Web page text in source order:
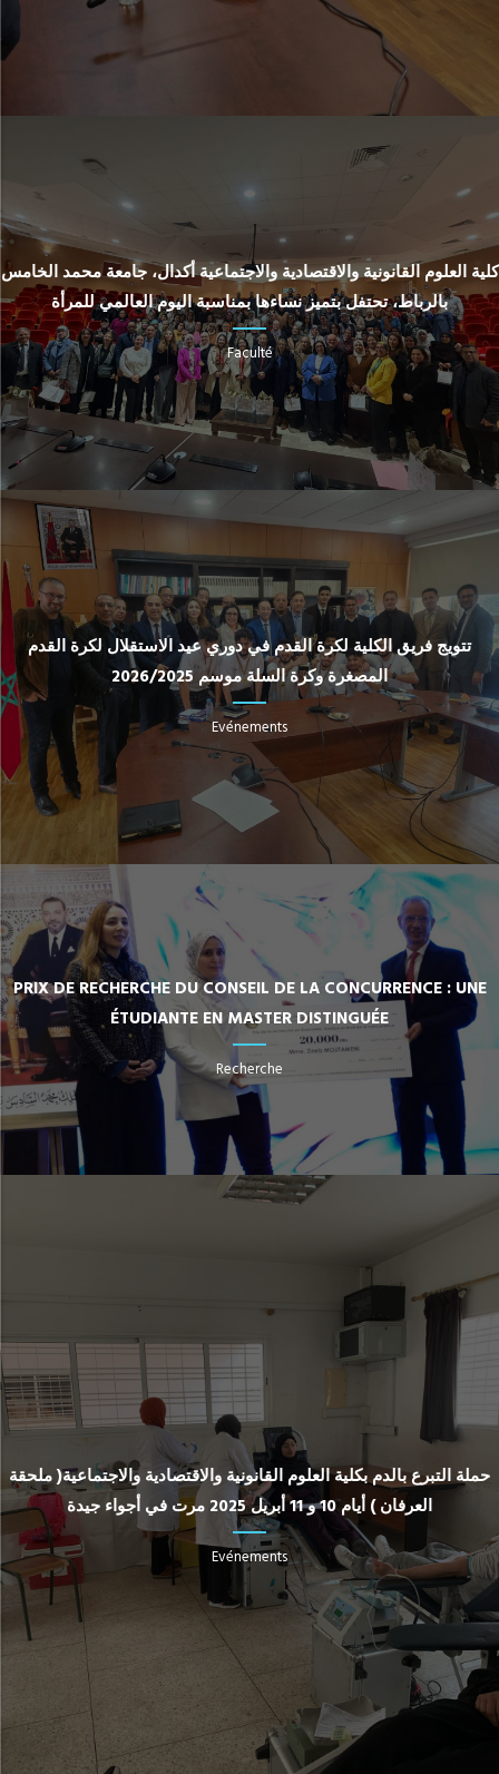
كلية العلوم القانونية والاقتصادية والاجتماعية أكدال، جامعة محمد الخامس
بالرباط، تحتفل بتميز نساءها بمناسبة اليوم العالمي للمرأة
Faculté
تتويج فريق الكلية لكرة القدم في دوري عيد الاستقلال لكرة القدم
المصغرة وكرة السلة موسم 2026/2025
Evénements
PRIX DE RECHERCHE DU CONSEIL DE LA CONCURRENCE : UNE
ÉTUDIANTE EN MASTER DISTINGUÉE
Recherche
حملة التبرع بالدم بكلية العلوم القانونية والاقتصادية والاجتماعية( ملحقة
العرفان ) أيام 10 و 11 أبريل 2025 مرت في أجواء جيدة
Evénements